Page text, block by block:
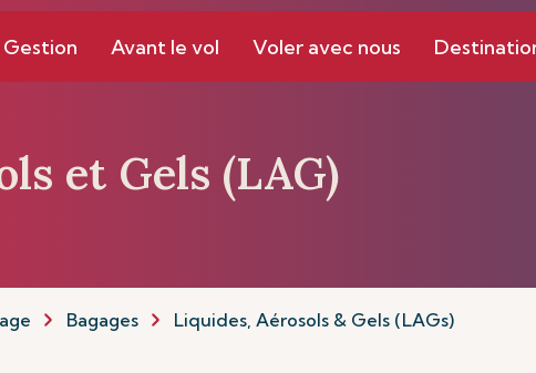
Avant le vol Voler avec nous
et Gels (LAG)
Bagages Liquides, Aérosols & Gels (LAGs)